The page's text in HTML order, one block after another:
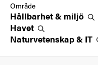
Område
Hållbarhet & miljö
Havet
Naturvetenskap & IT